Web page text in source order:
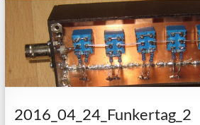
2016_04_24_Funkertag_2